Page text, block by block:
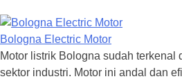
Bologna Electric Motor
Motor listrik Bologna sudah terkenal
sektor industri. Motor ini andal dan